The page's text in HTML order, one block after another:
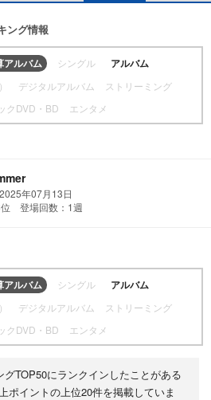
ング情報
アルバム シングル アルバム
デジタルアルバム
ストリーミング
クDVD・BD
エンタメ
年07月13日
登場回数：1週
アルバム シングル アルバム
デジタルアルバム
ストリーミング
クDVD・BD
エンタメ
TOP50にランクインしたことがある
ポイントの上位20件を掲載していま